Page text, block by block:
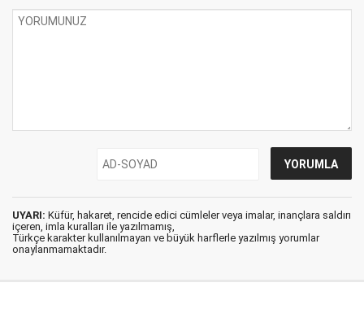
UYARI: Küfür, hakaret, rencide edici cümleler veya imalar, inançlara saldırı
içeren, imla kuralları ile yazılmamış,
Türkçe karakter kullanılmayan ve büyük harflerle yazılmış yorumlar
onaylanmamaktadır.